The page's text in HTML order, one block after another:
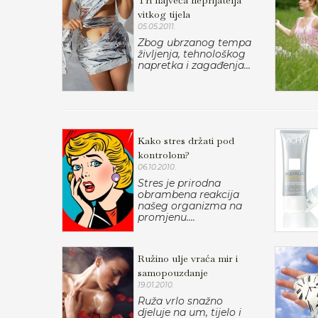
vitkog tijela
05.05.2011.
Zbog ubrzanog tempa
življenja, tehnološkog
napretka i zagađenja...
Kako stres držati pod
kontrolom?
06.10.2010.
Stres je prirodna
obrambena reakcija
našeg organizma na
promjenu....
Ružino ulje vraća mir i
samopouzdanje
19.01.2010.
Ruža vrlo snažno
djeluje na um, tijelo i